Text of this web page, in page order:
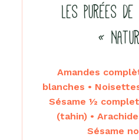
LES PURÉES
«
Amandes
blanches •
Sésame ½
(tahin) •
Sésame